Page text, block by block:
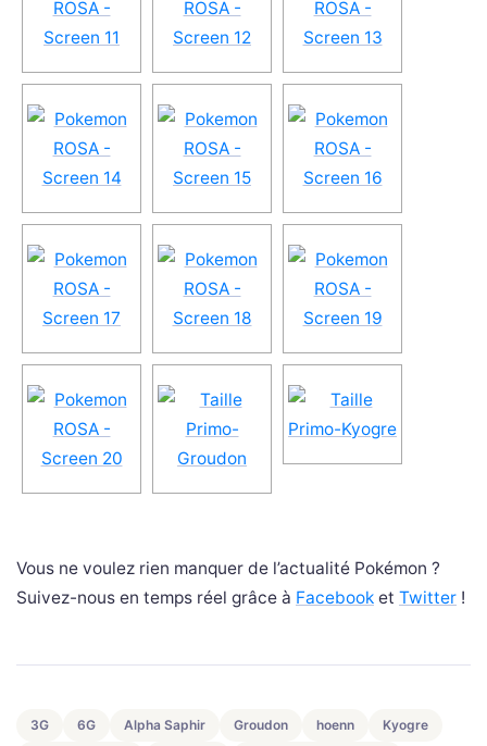
Vous ne voulez rien manquer de l’actualité Pokémon ?
Suivez-nous en temps réel grâce à Facebook et Twitter !
3G 6G Alpha Saphir Groudon hoenn
Kyogre